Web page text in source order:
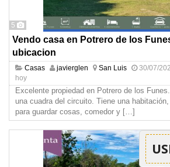
5
Vendo casa en Potrero de los
ubicacion
Casas javierglen San Luis 30/07/
hoy
Excelente propiedad en Potrero de los
una cuadra del circuito. Tiene una
para guardar cosas, comedor y […]